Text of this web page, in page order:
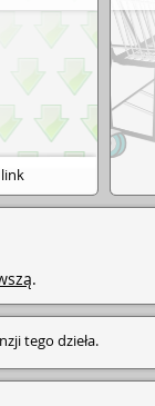
.
tego dzieła.